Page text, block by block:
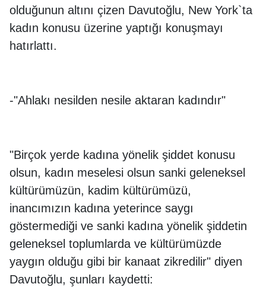
olduğunun altını çizen Davutoğlu, New York`ta
kadın konusu üzerine yaptığı konuşmayı
hatırlattı.
-"Ahlakı nesilden nesile aktaran kadındır"
"Birçok yerde kadına yönelik şiddet konusu
olsun, kadın meselesi olsun sanki geleneksel
kültürümüzün, kadim kültürümüzü,
inancımızın kadına yeterince saygı
göstermediği ve sanki kadına yönelik şiddetin
geleneksel toplumlarda ve kültürümüzde
yaygın olduğu gibi bir kanaat zikredilir" diyen
Davutoğlu, şunları kaydetti: